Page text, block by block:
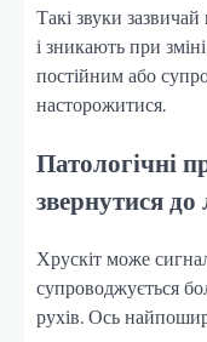
Такі звуки
і зникають при
постійним або
насторожитися.
Патологічні
звернутися до
Хрускіт може
супроводжується
рухів. Ось